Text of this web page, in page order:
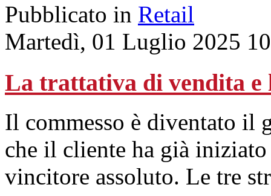
Pubblicato in Retail
Martedì, 01 Luglio 2025
La trattativa di vendita e
Il commesso è diventato il
che il cliente ha già
vincitore assoluto. Le tre